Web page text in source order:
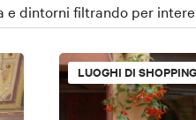
e dintorni filtrando per
LUOGHI DI SHOPPING